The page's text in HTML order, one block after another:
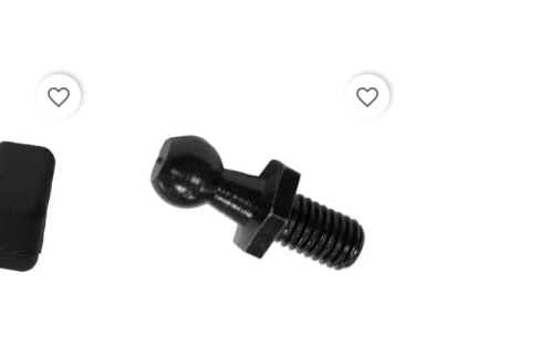
favorite_border favorite_border